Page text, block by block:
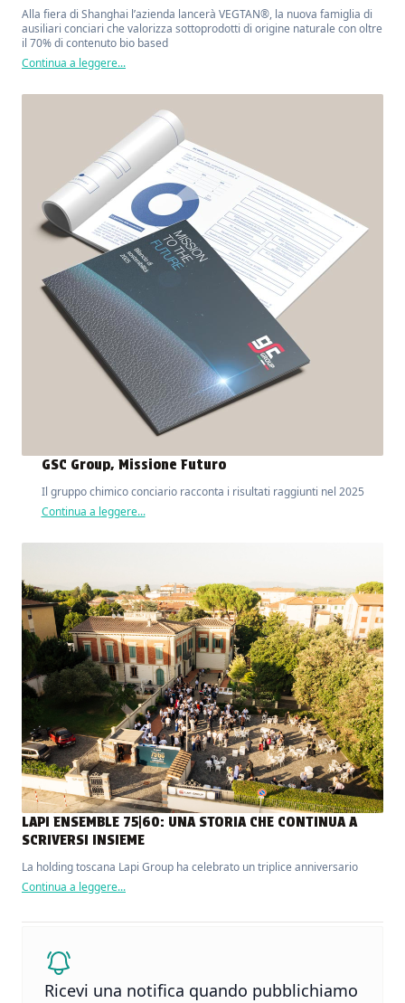
Alla fiera di Shanghai l’azienda lancerà VEGTAN®, la nuova famiglia di
ausiliari conciari che valorizza sottoprodotti di origine naturale con oltre
il 70% di contenuto bio based
Continua a leggere...
GSC Group, Missione Futuro
Il gruppo chimico conciario racconta i risultati raggiunti nel 2025
Continua a leggere...
LAPI ENSEMBLE 75|60: UNA STORIA CHE CONTINUA A
SCRIVERSI INSIEME
La holding toscana Lapi Group ha celebrato un triplice anniversario
Continua a leggere...
Ricevi una notifica quando pubblichiamo